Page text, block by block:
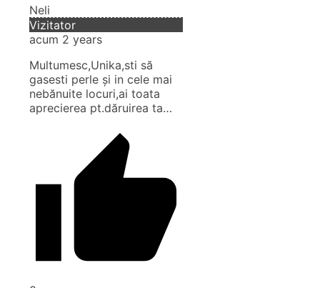
Neli
Vizitator
acum 2 years
Multumesc,Unika,sti să
gasesti perle şi in cele mai
nebănuite locuri,ai toata
aprecierea pt.dăruirea ta…